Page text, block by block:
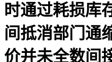
时通过耗损库
间抵消部门通
价并未全数间